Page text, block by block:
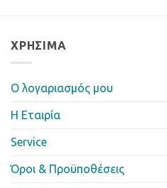
ΧΡΉΣΙΜΑ
Ο λογαριασμός μου
Η Eταιρία
Service
Όροι & Προϋποθέσεις